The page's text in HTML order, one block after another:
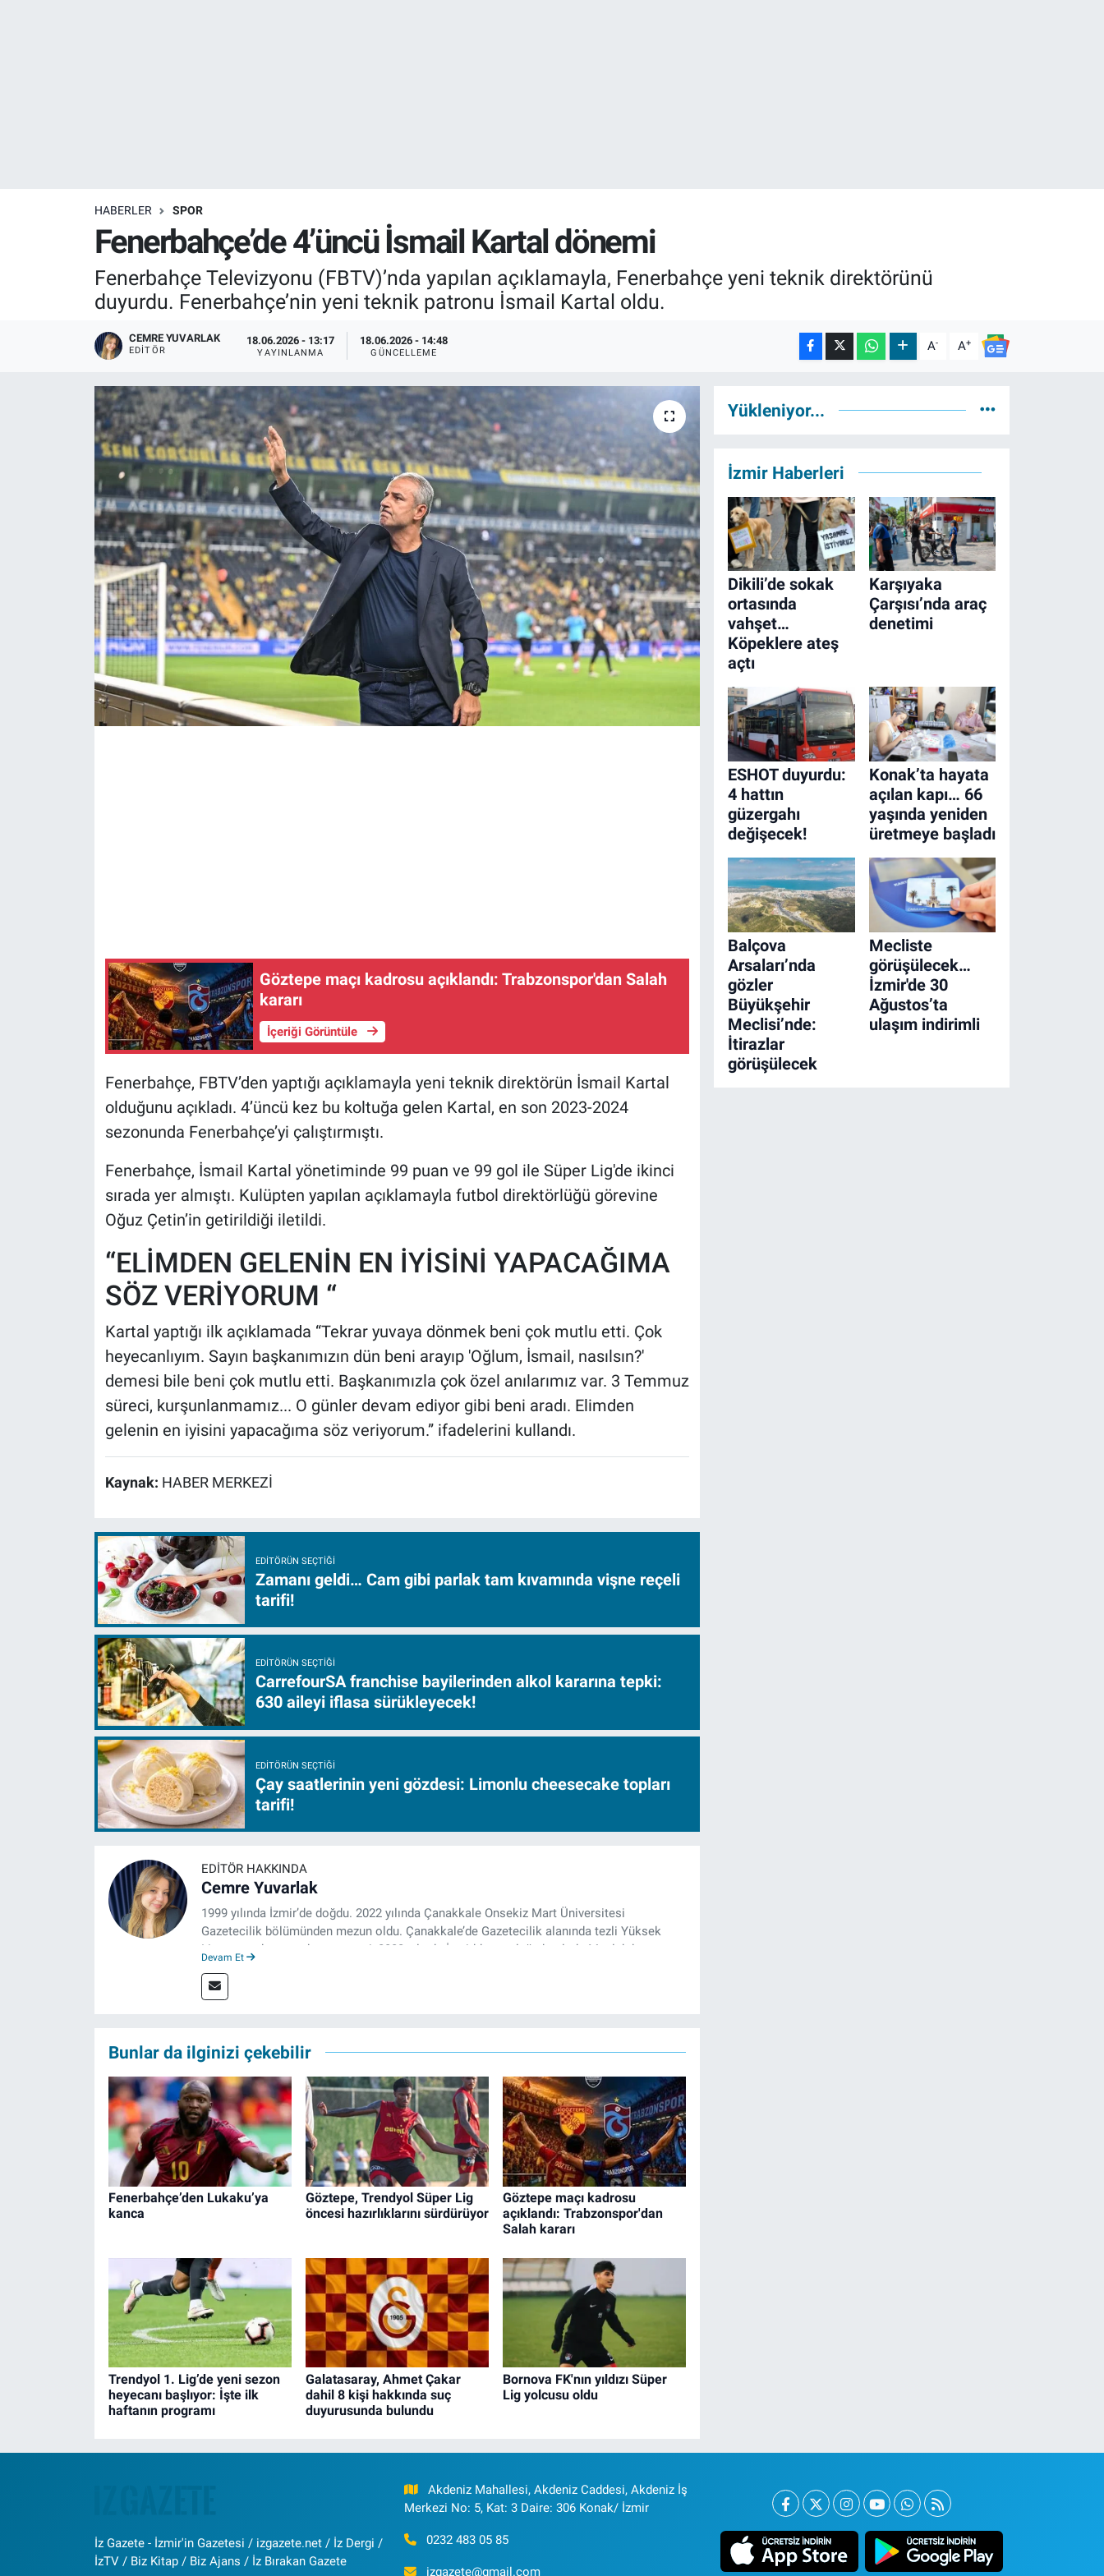
HABERLER SPOR
Fenerbahçe’de 4’üncü İsmail Kartal dönemi
Fenerbahçe Televizyonu (FBTV)’nda yapılan açıklamayla, Fenerbahçe yeni teknik direktörünü
duyurdu. Fenerbahçe’nin yeni teknik patronu İsmail Kartal oldu.
CEMRE YUVARLAK
EDITÖR
18.06.2026 - 13:17
YAYINLANMA
18.06.2026 - 14:48
GÜNCELLEME A- A+
Göztepe maçı kadrosu açıklandı: Trabzonspor'dan Salah
kararı
İçeriği Görüntüle
Fenerbahçe, FBTV’den yaptığı açıklamayla yeni teknik direktörün İsmail Kartal
olduğunu açıkladı. 4’üncü kez bu koltuğa gelen Kartal, en son 2023-2024
sezonunda Fenerbahçe’yi çalıştırmıştı.
Fenerbahçe, İsmail Kartal yönetiminde 99 puan ve 99 gol ile Süper Lig'de ikinci
sırada yer almıştı. Kulüpten yapılan açıklamayla futbol direktörlüğü görevine
Oğuz Çetin’in getirildiği iletildi.
“ELİMDEN GELENİN EN İYİSİNİ YAPACAĞIMA
SÖZ VERİYORUM “
Kartal yaptığı ilk açıklamada “Tekrar yuvaya dönmek beni çok mutlu etti. Çok
heyecanlıyım. Sayın başkanımızın dün beni arayıp 'Oğlum, İsmail, nasılsın?'
demesi bile beni çok mutlu etti. Başkanımızla çok özel anılarımız var. 3 Temmuz
süreci, kurşunlanmamız... O günler devam ediyor gibi beni aradı. Elimden
gelenin en iyisini yapacağıma söz veriyorum.” ifadelerini kullandı.
Kaynak: HABER MERKEZİ
EDITÖRÜN SEÇTIĞI
Zamanı geldi… Cam gibi parlak tam kıvamında vişne reçeli
tarifi!
EDITÖRÜN SEÇTIĞI
CarrefourSA franchise bayilerinden alkol kararına tepki:
630 aileyi iflasa sürükleyecek!
EDITÖRÜN SEÇTIĞI
Çay saatlerinin yeni gözdesi: Limonlu cheesecake topları
tarifi!
EDITÖR HAKKINDA
Cemre Yuvarlak
1999 yılında İzmir’de doğdu. 2022 yılında Çanakkale Onsekiz Mart Üniversitesi
Gazetecilik bölümünden mezun oldu. Çanakkale’de Gazetecilik alanında tezli Yüksek
Lisansına devam eden gazeteci, 2022 yılında İzmir’de mesleğe başladı. Meslek hayatı
izgazete.net’te haber editörü olarak devam ediyor.
Devam Et
Bunlar da ilginizi çekebilir
Fenerbahçe’den Lukaku’ya
kanca
Göztepe, Trendyol Süper Lig
öncesi hazırlıklarını sürdürüyor
Göztepe maçı kadrosu
açıklandı: Trabzonspor'dan
Salah kararı
Trendyol 1. Lig’de yeni sezon
heyecanı başlıyor: İşte ilk
haftanın programı
Galatasaray, Ahmet Çakar
dahil 8 kişi hakkında suç
duyurusunda bulundu
Bornova FK'nın yıldızı Süper
Lig yolcusu oldu
Yükleniyor...
İzmir Haberleri
Dikili’de sokak
ortasında
vahşet…
Köpeklere ateş
açtı
Karşıyaka
Çarşısı’nda araç
denetimi
ESHOT duyurdu:
4 hattın
güzergahı
değişecek!
Konak’ta hayata
açılan kapı… 66
yaşında yeniden
üretmeye başladı
Balçova
Arsaları’nda
gözler
Büyükşehir
Meclisi’nde:
İtirazlar
görüşülecek
Mecliste
görüşülecek…
İzmir'de 30
Ağustos’ta
ulaşım indirimli
İz Gazete - İzmir'in Gazetesi / izgazete.net / İz Dergi /
İzTV / Biz Kitap / Biz Ajans / İz Bırakan Gazete
Akdeniz Mahallesi, Akdeniz Caddesi, Akdeniz İş
Merkezi No: 5, Kat: 3 Daire: 306 Konak/ İzmir
0232 483 05 85
izgazete@gmail.com